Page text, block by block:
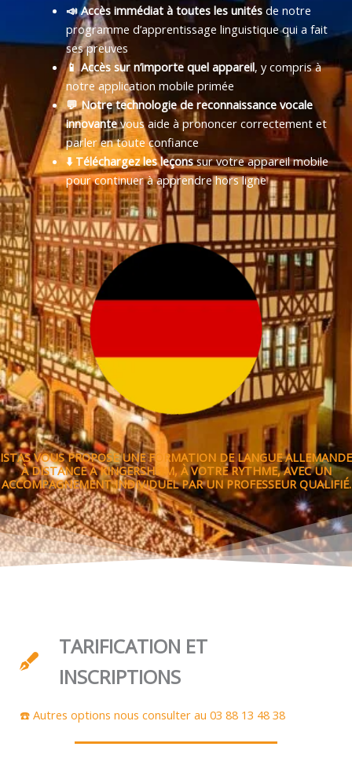
📣 Accès immédiat à toutes les unitésde notre
programme d’apprentissage linguistique qui a fait
ses preuves
📱 Accès sur n’importe quel appareil, y compris à
notre application mobile primée
💬 Notre technologie de reconnaissance vocale
innovantevous aide à prononcer correctement et
parler en toute confiance
⬇️ Téléchargez les leçonssur votre appareil mobile
pour continuer à apprendre hors ligne
ISTAS VOUS PROPOSE UNE FORMATION DE LANGUE ALLEMANDE
À DISTANCE À KINGERSHEIM, À VOTRE RYTHME, AVEC UN
ACCOMPAGNEMENT INDIVIDUEL PAR UN PROFESSEUR QUALIFIÉ.
TARIFICATION ET
INSCRIPTIONS
☎️ Autres options nous consulter au 03 88 13 48 38